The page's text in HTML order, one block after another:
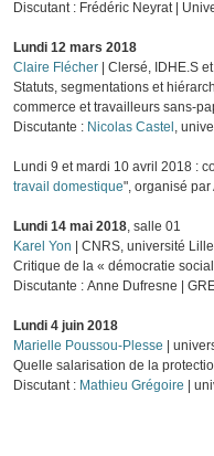
Discutant : Frédéric Neyrat |
Lundi 12 mars 2018
Claire Flécher | Clersé, IDHE.S et
Statuts, segmentations et
commerce et travailleurs sans-
Discutante : Nicolas Castel ,
Lundi 9 et mardi 10 avril 2018 :
travail domestique", organisé
Lundi 14 mai 2018, salle 01
Karel Yon | CNRS, université
Critique de la « démocratie
Discutante : Anne Dufresne |
Lundi 4 juin 2018
Marielle Poussou-Plesse |
Quelle salarisation de la
Discutant : Mathieu Grégoire |